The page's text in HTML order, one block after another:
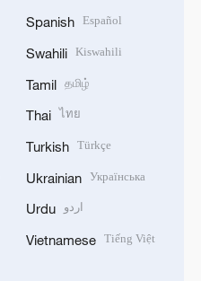
Spanish Español
Swahili Kiswahili
Tamil தமிழ்
Thai ไทย
Turkish Türkçe
Ukrainian Українська
Urdu اردو
Vietnamese Tiếng Việt